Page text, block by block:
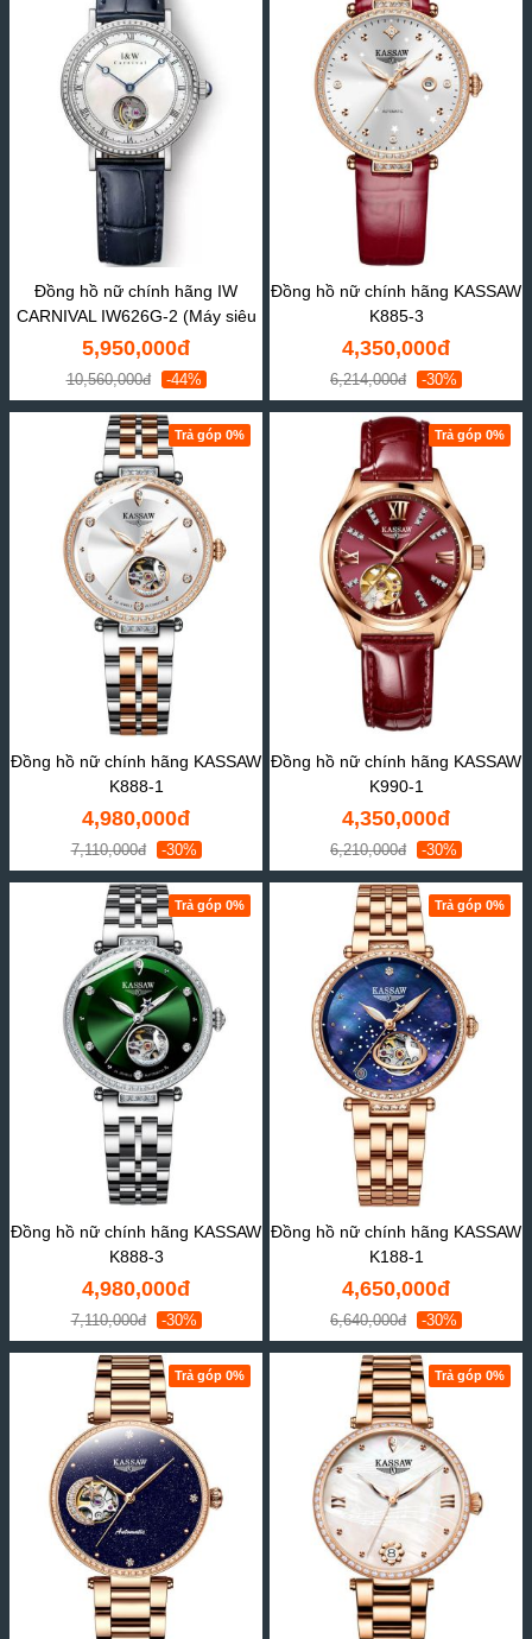
Đồng hồ nữ chính hãng IW
CARNIVAL IW626G-2 (Máy siêu
mỏng)
5,950,000đ
10,560,000đ -44%
Đồng hồ nữ chính hãng KASSAW
K885-3
4,350,000đ
6,214,000đ -30%
Trả góp 0%
Đồng hồ nữ chính hãng KASSAW
K888-1
4,980,000đ
7,110,000đ -30%
Trả góp 0%
Đồng hồ nữ chính hãng KASSAW
K990-1
4,350,000đ
6,210,000đ -30%
Trả góp 0%
Đồng hồ nữ chính hãng KASSAW
K888-3
4,980,000đ
7,110,000đ -30%
Trả góp 0%
Đồng hồ nữ chính hãng KASSAW
K188-1
4,650,000đ
6,640,000đ -30%
Trả góp 0% Trả góp 0%